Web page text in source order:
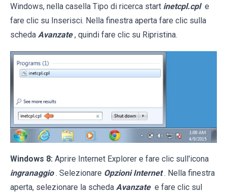
Windows, nella casella Tipo di ricerca start inetcpl.cpl e
fare clic su Inserisci. Nella finestra aperta fare clic sulla
scheda Avanzate , quindi fare clic su Ripristina.
Windows 8: Aprire Internet Explorer e fare clic sull'icona
ingranaggio . Selezionare Opzioni Internet . Nella finestra
aperta, selezionare la scheda Avanzate e fare clic sul